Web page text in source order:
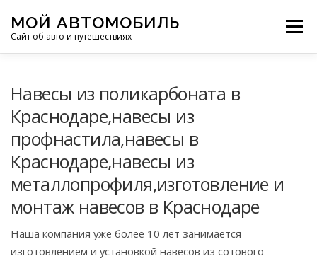
содержимому
МОЙ АВТОМОБИЛЬ
Сайт об авто и путешествиях
Меню
МОТОЦИКЛЫ
ФОТООТЧЕТЫ ОСТАЛЬНОЕ
Навесы из поликарбоната в
Краснодаре,навесы из
профнастила,навесы в
Краснодаре,навесы из
металлопрофиля,изготовление и
монтаж навесов в Краснодаре
Наша компания уже более 10 лет занимается
изготовлением и установкой навесов из сотового